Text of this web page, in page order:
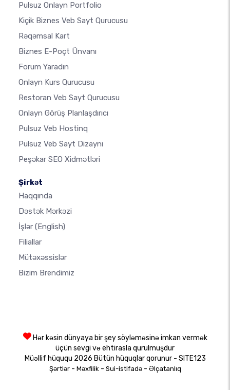
Pulsuz Onlayn Portfolio
Kiçik Biznes Veb Sayt Qurucusu
Rəqəmsal Kart
Biznes E-Poçt Ünvanı
Forum Yaradın
Onlayn Kurs Qurucusu
Restoran Veb Sayt Qurucusu
Onlayn Görüş Planlaşdırıcı
Pulsuz Veb Hostinq
Pulsuz Veb Sayt Dizaynı
Peşəkar SEO Xidmətləri
Şirkət
Haqqında
Dəstək Mərkəzi
İşlər (English)
Filiallar
Mütəxəssislər
Bizim Brendimiz
Hər kəsin dünyaya bir şey söyləməsinə imkan vermək
üçün sevgi və ehtirasla qurulmuşdur
Müəllif hüququ 2026 Bütün hüquqlar qorunur - SITE123
Şərtlər- Məxfilik- Sui-istifadə- Əlçatanlıq